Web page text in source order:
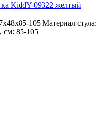
KiddY-09322 желтый
105 Материал стула:
см: 85-105